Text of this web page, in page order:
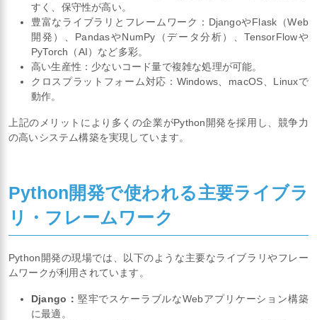
すく、保守性が高い。
豊富なライブラリとフレームワーク：DjangoやFlask（Web
開発）、PandasやNumPy（データ分析）、TensorFlowや
PyTorch（AI）など多彩。
高い生産性：少ないコード量で複雑な処理が可能。
クロスプラットフォーム対応：Windows、macOS、Linuxで
動作。
上記のメリットにより多くの企業がPython開発を採用し、競争力
の高いシステム構築を実現しています。
Python開発で使われる主要ライブラ
リ・フレームワーク
Python開発の現場では、以下のような主要なライブラリやフレー
ムワークが利用されています。
Django： 堅牢でスケーラブルなWebアプリケーション構築
に最適。